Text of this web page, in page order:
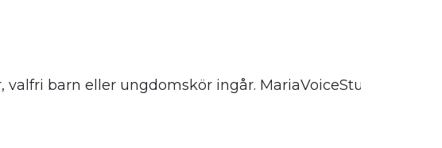
valfri barn eller ungdomskör ingår. MariaVoiceStudio